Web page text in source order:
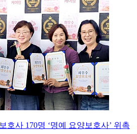
호사 170명 ‘명예 요양보호사’ 위촉